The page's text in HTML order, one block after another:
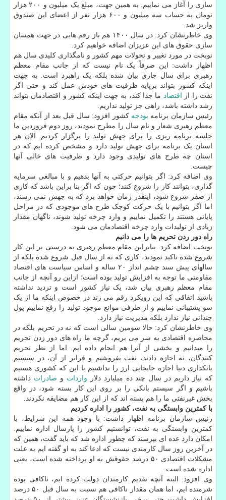
سازی را آغاز می نماییم. به همین جهت، مبلغ یک میلیون و ۲۰۰ هزار
تومان به حساب سه میلیون و ۶۰۰ هزار نفر از اعضای این صندوق
واریز شد.
وی خاطرنشان کرد: در سال ۱۴۰۰ هم باز رقم هایی در جهت همسان
سازی حقوق های این عزیزان اضافه خواهیم کرد.
نوبخت در مورد تغییر و تحولات مهم کشور و نامگذاری کلیدی سال هم
اظهار داشت: این صرفاً یک نام نیست که از جانب مقام معظم
رهبری برای سال جاری بیان شده بلکه یک راهبرد است. به جهت
اینکه کشور بتواند برپایه ظرفیت های خودش عمل کند و حتی اگر
نفت را از
اقتصاد ما جدا کند، به جهت اینکه کشور و اقتصادمان بتواند
رشد داشته باشد، راهی جز تولید نداریم.
رئیس سازمان برنامه بودجه کشور افزود: سال قبل بعد از آنکه مقام
معظم رهبری شعار و نام سال را مطرح نمودند، روز دوم فروردین ما
جلسه برنامه ریزی را برای جهش تولید را برگزار کردیم. الان هر
استان یک برنامه برای جهش تولید دارد و مشخص کرده ایم که در
استان چه طرح های تولیدی وجود دارد و ظرفیت های خالی آنها
چیست.
وی اضافه کرد: اگر بتوانیم حرکتی به آنها بدهیم و با مبالغی سرمایه
گذاری، بتوانند کار را شروع کنند؛ چون که اگر بنا براین باشد که کاری
از صفر شروع شود، اینقدر زمان خواهد برد که به جهش نمی رسند،
اما اگر بتوانیم با یک حرکت کوچک طرح های موجودی که در مراحل
پایانی هستند را تکمیل نماییم و وارد چرخه تولید شوند، ناگهان مقدار
زیادی از تولیدات وارد چرخه اقتصادمان می شود.
راه دور ردن تحریم ها را می دانیم
نوبخت اضافه کرد: بنابراین مقام معظم رهبری به درستی بر این کار
شروع شده تاکید نمودند، کاری که نه از سال قبل شروع شده بلکه از
سالهای پیش سند چشم انداز ۲۰ ساله و اساس سیاست های اقتصاد
مقاومتی ما توجه به افزایش تولید بوده است؛ ازاین رو آنچه از جانب
مقام معظم رهبری بیان شد، یک نیاز کشور است و تردید نداشته
باشید اتفاقی که این رویکرد رقم می زند در خصوص اینکه ما از یک
سو پشتیبانی نماییم و از طرفی موانع موجود تولید را رفع نماییم پول
چندانی نیاز ندارد بلکه مدیریت نیاز دارد.
وی خاطرنشان کرد: حالا سومین سالی است که نه در تحریم بلکه در
محاصره اقتصادی به سر می بریم، گرچه ما راه های دور زدن تحریم
را میدانیم و بخشی از آنرا هم انجام داده ایم. اما از نظر تحریم
کنندگان، نه اجازه دادند، نفت بفروشیم و فراتر از آن، در سیستم
بانکداری دنیا اجازه جابجایی ارز را نداشتیم با این که کشوری هستیم
که نیاز داریم در سال چند ده میلیارد دلار واردات و صادرات داشته
باشیم و اگر سیستم بانکی را بر روی این کار بسته شود، در واقع
بخش غیرنفتی ما را هم بسته اند که از این کار هم مضایقه نکردند.
با کمترین وابستگی به نفت، کشور را اداره کردیم
رئیس سازمان برنامه اظهار داشت: با وجود همه این شرایط، با
کمترین وابستگی به نفت، توانستیم کشور را پارسال اداره نماییم.
امکان دارد عده ای بپرسند که چطور اداره شد که باید گفت، همین که
در آخرین روز سال کارمندی نیست که ادعا کند به او گفته ایم به علت
مشکلات اقتصادی ۵۰ درصد حقوقش به او پرداخته شده است، یعنی
اداره شده است.
وی افزود: البته آنچه تقدیم کارمندان دولت کرده ایم، ناکافی بوده
شرمنده ایم، اما همان مقدار ناکافی هم نسبت به سال قبل ۵۰ درصد